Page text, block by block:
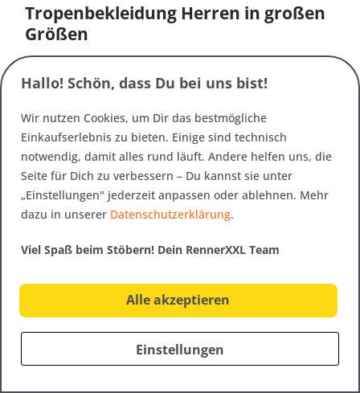
Tropenbekleidung Herren in großen
Größen
Für Herren in Übergrößen liegt das häufigste
Passformproblem bei Tropenhosen im Oberschenkel-
Sitzen zu eng. Wir führen Tropenhosen in XXL mit
ausreichend Weite im Schnitt, meist mit elastischem
oder einstellbarem Bund. Tropenkleidung Herren in
großen Größen deckt Hosen, Hemden und leichte Jacken
ab – von Größe 48 bis 8XL – Tropenkleidung XXL auch für
große Männer.
Für Herren mit breiten Schultern empfehlen wir in
Schulterbereich haben und dabei nicht übermäßig weit
Mückenschutz-Kleidung für die
Hallo! Schön, dass Du bei uns bist!
Wir nutzen Cookies, um Dir das bestmögliche
Einkaufserlebnis zu bieten. Einige sind technisch
notwendig, damit alles rund läuft. Andere helfen uns, die
Seite für Dich zu verbessern – Du kannst sie unter
„Einstellungen" jederzeit anpassen oder ablehnen. Mehr
dazu in unserer Datenschutzerklärung.
Viel Spaß beim Stöbern! Dein RennerXXL Team
Alle akzeptieren
Einstellungen